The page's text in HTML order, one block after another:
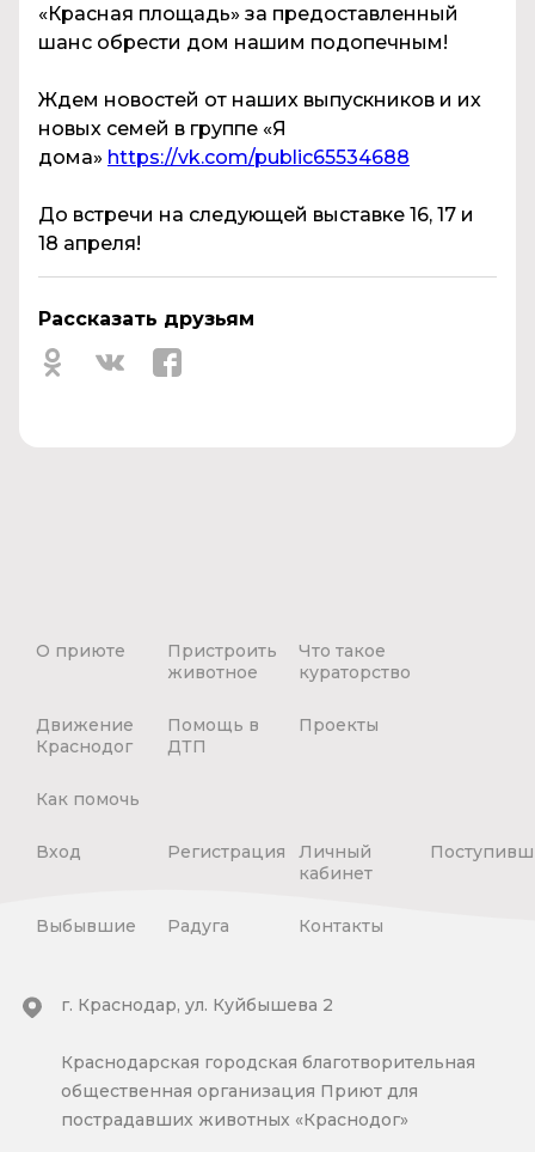
«Красная площадь» за предоставленный
шанс обрести дом нашим подопечным!
Ждем новостей от наших выпускников и их
новых семей в группе «Я
дома» https://vk.com/public65534688
До встречи на следующей выставке 16, 17 и
18 апреля!
Рассказать друзьям
О приюте
Пристроить
животное
Что такое
кураторство
Движение
Краснодог
Помощь в
ДТП
Проекты
Как помочь
Вход Регистрация
Личный
кабинет
Выбывшие Радуга Контакты
г. Краснодар, ул. Куйбышева 2
Краснодарская городская благотворительная
общественная организация Приют для
пострадавших животных «Краснодог»